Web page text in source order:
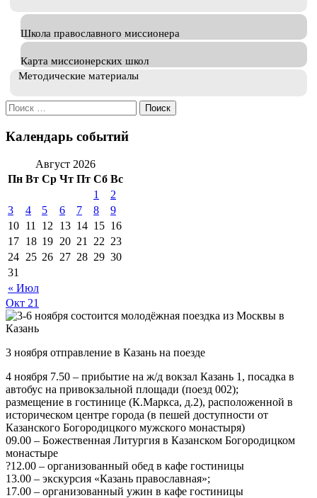
Школа православного миссионера
Карта миссионерских школ
Методические материалы
Искать:
Календарь событий
Август 2026
Пн Вт Ср Чт Пт Сб Вс
« Июл
1
2
3
4 5 6 7 8
9
10 11 12 13 14 15 16
17 18 19 20 21 22 23
24 25 26 27 28 29 30
31
Окт 21
3 ноября отправление в Казань на поезде
4 ноября 7.50 – прибытие на ж/д вокзал Казань 1, посадка в
автобус на привокзальной площади (поезд 002);
размещение в гостинице (К.Маркса, д.2), расположенной в
историческом центре города (в пешей доступности от
Казанского Богородицкого мужского монастыря)
09.00 – Божественная Литургия в Казанском Богородицком
монастыре
?12.00 – организованный обед в кафе гостиницы
13.00 – экскурсия «Казань православная»;
17.00 – организованный ужин в кафе гостиницы